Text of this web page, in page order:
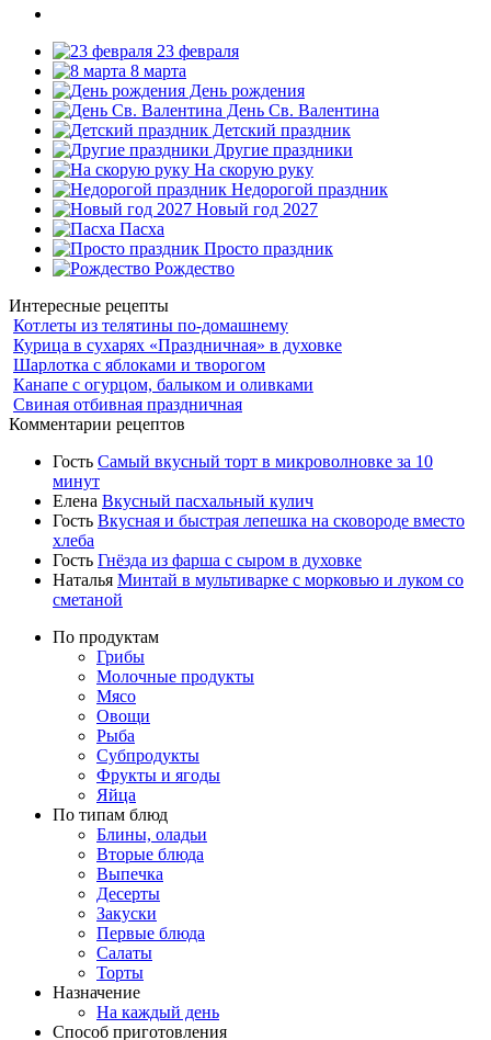
23 февраля
8 марта
День рождения
День Св. Валентина
Детский праздник
Другие праздники
На скорую руку
Недорогой праздник
Новый год 2027
Пасха
Просто праздник
Рождество
Интересные рецепты
Котлеты из телятины по-домашнему
Курица в сухарях «Праздничная» в духовке
Шарлотка с яблоками и творогом
Канапе с огурцом, балыком и оливками
Свиная отбивная праздничная
Комментарии рецептов
Гость Самый вкусный торт в микроволновке за 10
минут
Елена Вкусный пасхальный кулич
Гость Вкусная и быстрая лепешка на сковороде вместо
хлеба
Гость Гнёзда из фарша с сыром в духовке
Наталья Минтай в мультиварке с морковью и луком со
сметаной
По продуктам
Грибы
Молочные продукты
Мясо
Овощи
Рыба
Субпродукты
Фрукты и ягоды
Яйца
По типам блюд
Блины, оладьи
Вторые блюда
Выпечка
Десерты
Закуски
Первые блюда
Салаты
Торты
Назначение
На каждый день
Способ приготовления